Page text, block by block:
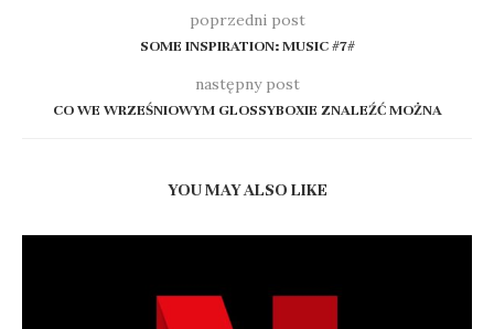
poprzedni post
SOME INSPIRATION: MUSIC #7#
następny post
CO WE WRZEŚNIOWYM GLOSSYBOXIE ZNALEŹĆ MOŻNA
YOU MAY ALSO LIKE